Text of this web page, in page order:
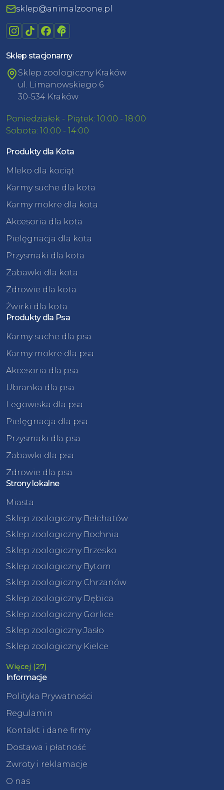
sklep@animalzoone.pl
Sklep stacjonarny
Sklep zoologiczny Kraków
ul. Limanowskiego 6
30-534 Kraków
Poniedziałek - Piątek: 10:00 - 18:00
Sobota: 10:00 - 14:00
Produkty dla Kota
Mleko dla kociąt
Karmy suche dla kota
Karmy mokre dla kota
Akcesoria dla kota
Pielęgnacja dla kota
Przysmaki dla kota
Zabawki dla kota
Zdrowie dla kota
Żwirki dla kota
Produkty dla Psa
Karmy suche dla psa
Karmy mokre dla psa
Akcesoria dla psa
Ubranka dla psa
Legowiska dla psa
Pielęgnacja dla psa
Przysmaki dla psa
Zabawki dla psa
Zdrowie dla psa
Strony lokalne
Miasta
Sklep zoologiczny Bełchatów
Sklep zoologiczny Bochnia
Sklep zoologiczny Brzesko
Sklep zoologiczny Bytom
Sklep zoologiczny Chrzanów
Sklep zoologiczny Dębica
Sklep zoologiczny Gorlice
Sklep zoologiczny Jasło
Sklep zoologiczny Kielce
Więcej (27)
Informacje
Polityka Prywatności
Regulamin
Kontakt i dane firmy
Dostawa i płatność
Zwroty i reklamacje
O nas